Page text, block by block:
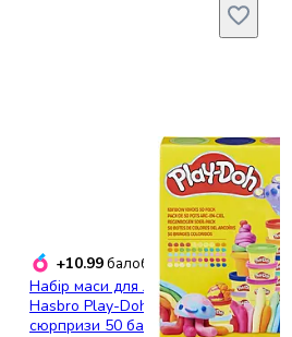
+10.99балобонусів
Набір маси для ліплення
Hasbro Play-Doh Райдужні
сюрпризи 50 баночок (G1761)